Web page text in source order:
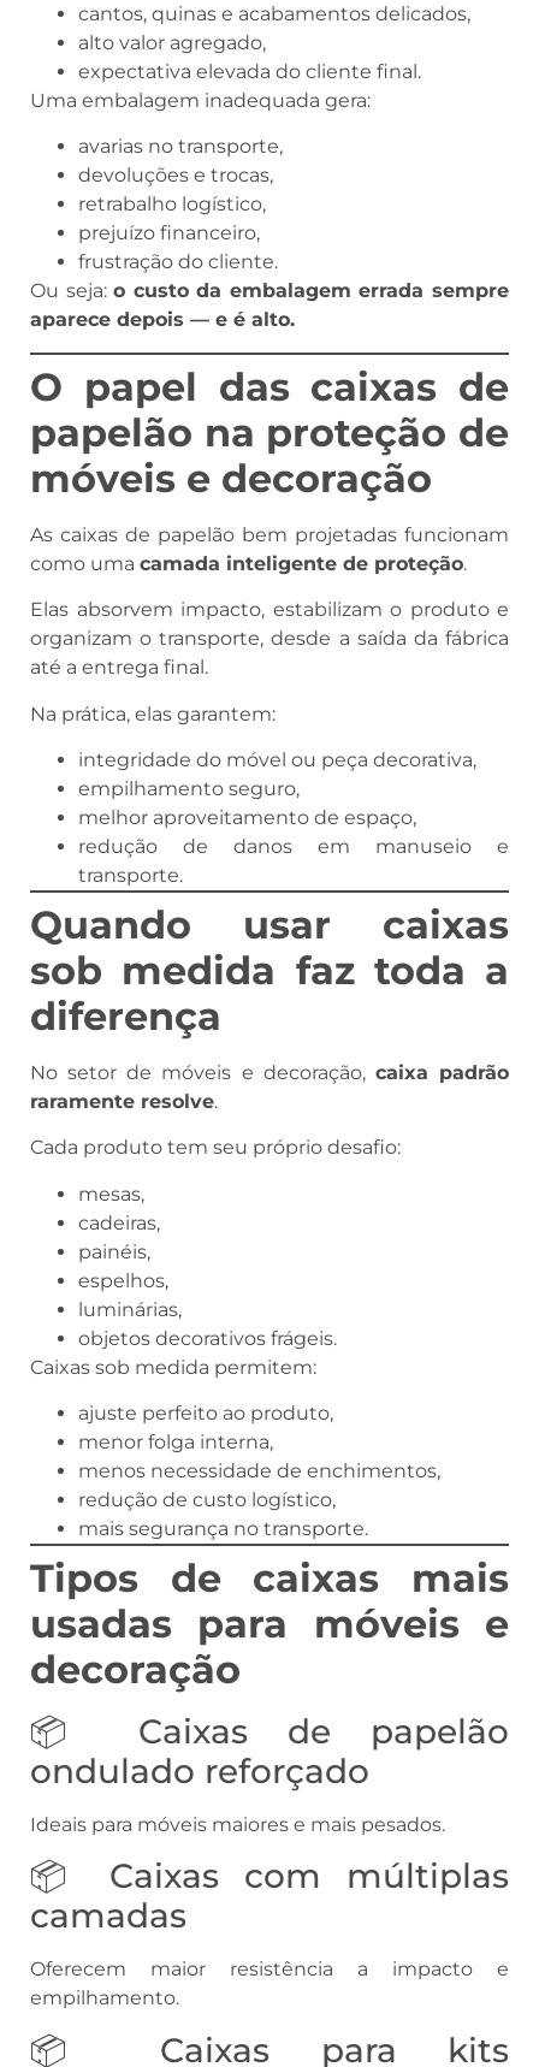
cantos, quinas e acabamentos delicados,
alto valor agregado,
expectativa elevada do cliente final.
Uma embalagem inadequada gera:
avarias no transporte,
devoluções e trocas,
retrabalho logístico,
prejuízo financeiro,
frustração do cliente.
Ou seja:o custo da embalagem errada sempre
aparece depois — e é alto.
O papel das caixas de
papelão na proteção de
móveis e decoração
As caixas de papelão bem projetadas funcionam
como uma camada inteligente de proteção.
Elas absorvem impacto, estabilizam o produto e
organizam o transporte, desde a saída da fábrica
até a entrega final.
Na prática, elas garantem:
integridade do móvel ou peça decorativa,
empilhamento seguro,
melhor aproveitamento de espaço,
redução de danos em manuseio e
transporte.
Quando usar caixas
sob medida faz toda a
diferença
No setor de móveis e decoração, caixa padrão
raramente resolve.
Cada produto tem seu próprio desafio:
mesas,
cadeiras,
painéis,
espelhos,
luminárias,
objetos decorativos frágeis.
Caixas sob medida permitem:
ajuste perfeito ao produto,
menor folga interna,
menos necessidade de enchimentos,
redução de custo logístico,
mais segurança no transporte.
Tipos de caixas mais
usadas para móveis e
decoração
📦 Caixas de papelão
ondulado reforçado
Ideais para móveis maiores e mais pesados.
📦 Caixas com múltiplas
camadas
Oferecem maior resistência a impacto e
empilhamento.
📦 Caixas para kits